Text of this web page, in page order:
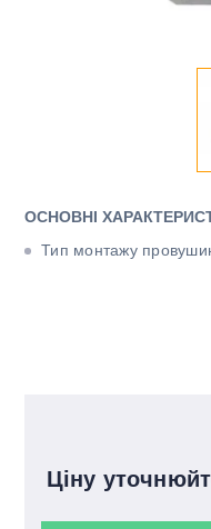
ОСНОВНІ
Тип монтажу
Ціну